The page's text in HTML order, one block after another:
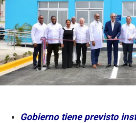
Gobierno tiene previsto